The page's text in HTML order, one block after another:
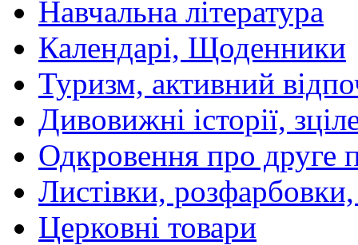
Навчальна література
Календарі, Щоденники
Туризм, активний
Дивовижні історії,
Одкровення про друге
Листівки,
Церковні товари